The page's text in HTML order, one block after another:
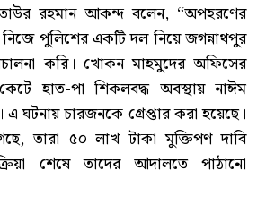
রহমান আকন্দ বলেন, “অপহরণের
পুলিশের একটি দল নিয়ে জগন্নাথপুর
করি। খোকন মাহমুদের অফিসের
হাত-পা শিকলবদ্ধ অবস্থায় নাঈম
এ ঘটনায় চারজনকে গ্রেপ্তার করা হয়েছে।
তারা ৫০ লাখ টাকা মুক্তিপণ দাবি
শেষে তাদের আদালতে পাঠানো